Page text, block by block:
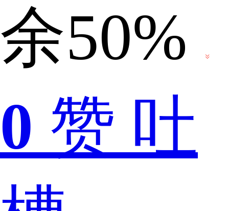
手
机
余50%
0 赞 吐